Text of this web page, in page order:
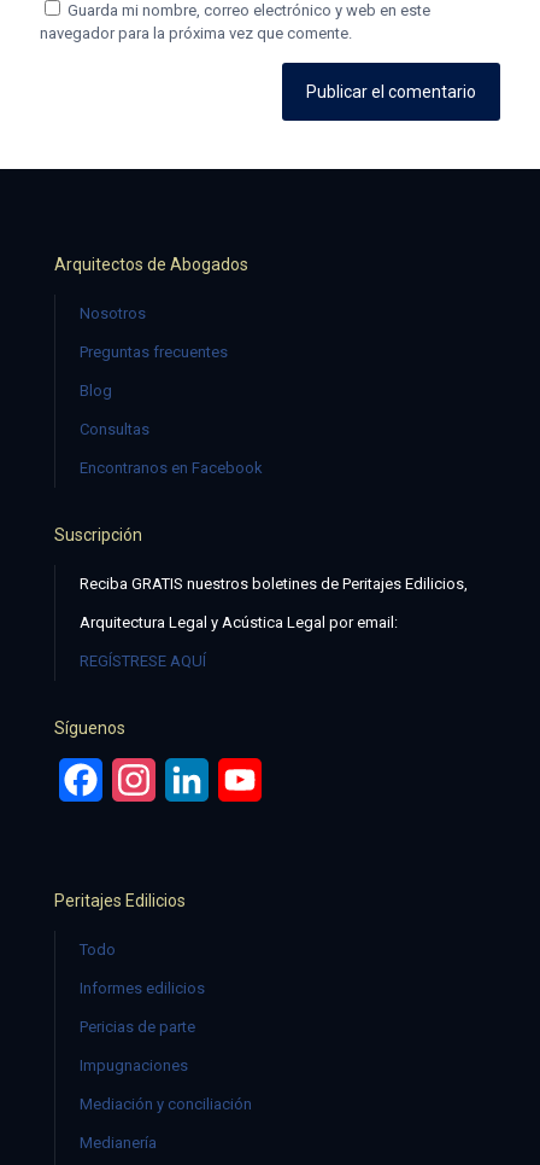
Guarda mi nombre, correo electrónico y web en este
navegador para la próxima vez que comente.
Arquitectos de Abogados
Nosotros
Preguntas frecuentes
Blog
Consultas
Encontranos en Facebook
Suscripción
Reciba GRATIS nuestros boletines de Peritajes Edilicios,
Arquitectura Legal y Acústica Legal por email:
REGÍSTRESE AQUÍ
Síguenos
FacebookInstagramLinkedIn
Peritajes Edilicios
Todo
Informes edilicios
Pericias de parte
Impugnaciones
Mediación y conciliación
Medianería